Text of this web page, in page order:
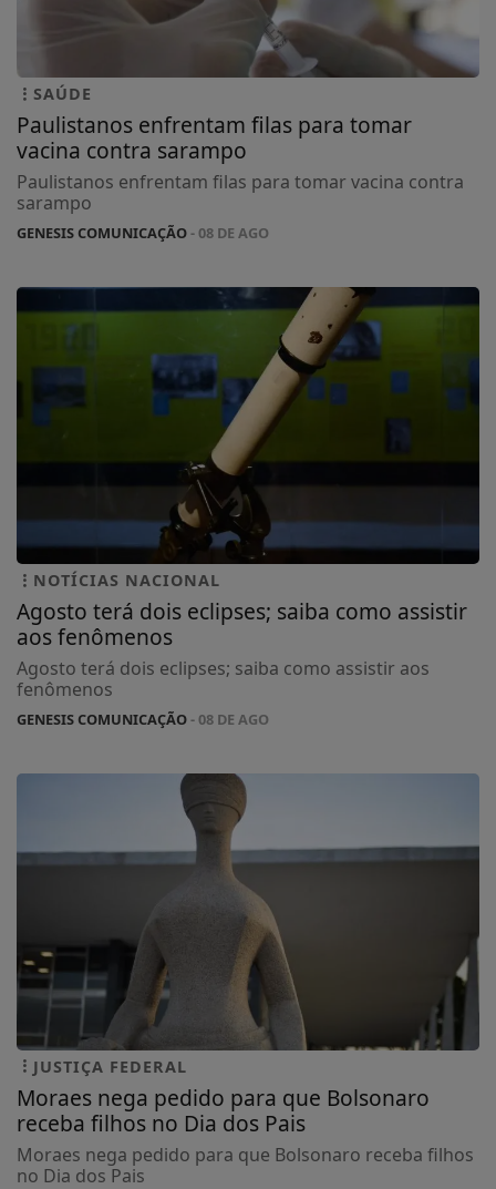
SAÚDE
Paulistanos enfrentam filas para tomar
vacina contra sarampo
Paulistanos enfrentam filas para tomar vacina contra
sarampo
GENESIS COMUNICAÇÃO- 08 DE AGO
NOTÍCIAS NACIONAL
Agosto terá dois eclipses; saiba como assistir
aos fenômenos
Agosto terá dois eclipses; saiba como assistir aos
fenômenos
GENESIS COMUNICAÇÃO- 08 DE AGO
JUSTIÇA FEDERAL
Moraes nega pedido para que Bolsonaro
receba filhos no Dia dos Pais
Moraes nega pedido para que Bolsonaro receba filhos
no Dia dos Pais